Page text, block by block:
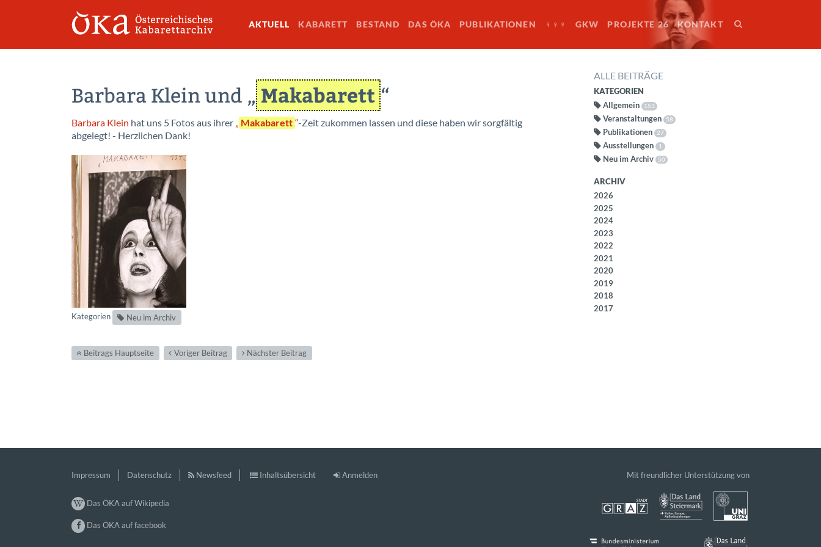
AKTUELL KABARETT BESTAND DAS ÖKA PUBLIKATIONEN ♀♀♀ GKW PROJEKTE 26 KONTAKT
Barbara Klein und „ Makabarett “
Barbara Klein hat uns 5 Fotos aus ihrer „ Makabarett “-Zeit zukommen lassen und diese haben wir sorgfältig
abgelegt! - Herzlichen Dank!
Kategorien Neu im Archiv
Beitrags Hauptseite Voriger Beitrag Nächster Beitrag
ALLE BEITRÄGE
KATEGORIEN
Allgemein 153
Veranstaltungen 58
Publikationen 27
Ausstellungen 1
Neu im Archiv 50
ARCHIV
2026
2025
2024
2023
2022
2021
2020
2019
2018
2017
Impressum Datenschutz Newsfeed Inhaltsübersicht Anmelden
Das ÖKA auf Wikipedia
Das ÖKA auf facebook
Mit freundlicher Unterstützung von